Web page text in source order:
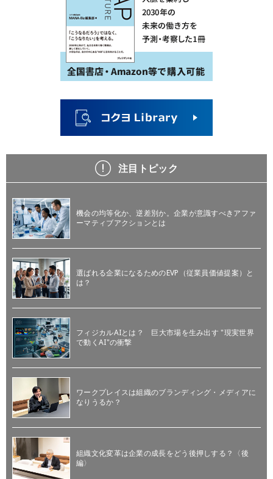
注目トピック
機会の均等化か、逆差別か。企業が意識すべきアファ
ーマティブアクションとは
選ばれる企業になるためのEVP（従業員価値提案）と
は？
フィジカルAIとは？ 巨大市場を生み出す "現実世界
で動くAI"の衝撃
ワークプレイスは組織のブランディング・メディアに
なりうるか？
組織文化変革は企業の成長をどう後押しする？〈後
編〉